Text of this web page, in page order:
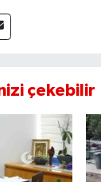
çekebilir